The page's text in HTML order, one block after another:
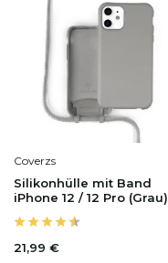
Coverzs
Silikonhülle mit Band
iPhone 12 / 12 Pro (Grau)
21,99 €